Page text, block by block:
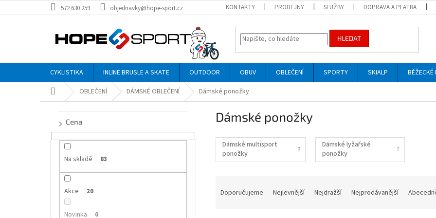
na
572 630 259 objednavky@hope-sport.cz KONTAKTY PRODEJNY SLUŽBY DOPRAVA A PLATBA
HLEDAT
CYKLISTIKA INLINE BRUSLE A SKATE OUTDOOR OBUV OBLEČENÍ SPORTY SKIALP BĚŽECKÉ
Domů OBLEČENÍ DÁMSKÉ OBLEČENÍ Dámské ponožky
Cena
Na skladě 83
Akce 20
Novinka 0
Dámské ponožky
Dámské multisport
ponožky
Dámské lyžařské
ponožky
Doporučujeme Nejlevnější Nejdražší Nejprodávanější